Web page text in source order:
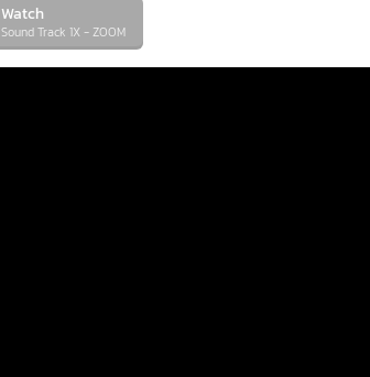
Watch
Sound Track 1X - ZOOM